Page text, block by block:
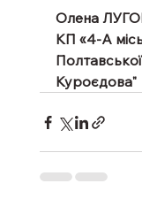
Олена
КП «4-А
Куроєдова"